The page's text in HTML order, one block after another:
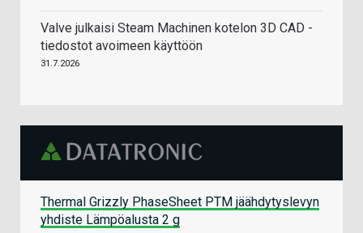
Valve julkaisi Steam Machinen kotelon 3D CAD -
tiedostot avoimeen käyttöön
31.7.2026
Thermal Grizzly PhaseSheet PTM jäähdytyslevyn
yhdiste Lämpöalusta 2 g